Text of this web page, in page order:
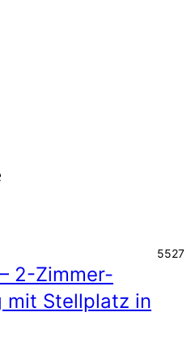
5527
2-Zimmer-
mit Stellplatz in